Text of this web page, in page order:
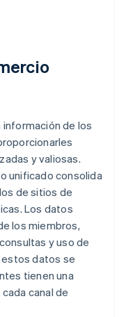
de los
y valiosas.
unificado consolida
de sitios de
Los datos
los miembros,
y uso de
datos se
tienen una
canal de